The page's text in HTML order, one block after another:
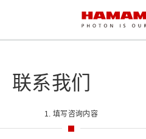
联系我们
1. 填写咨询内容